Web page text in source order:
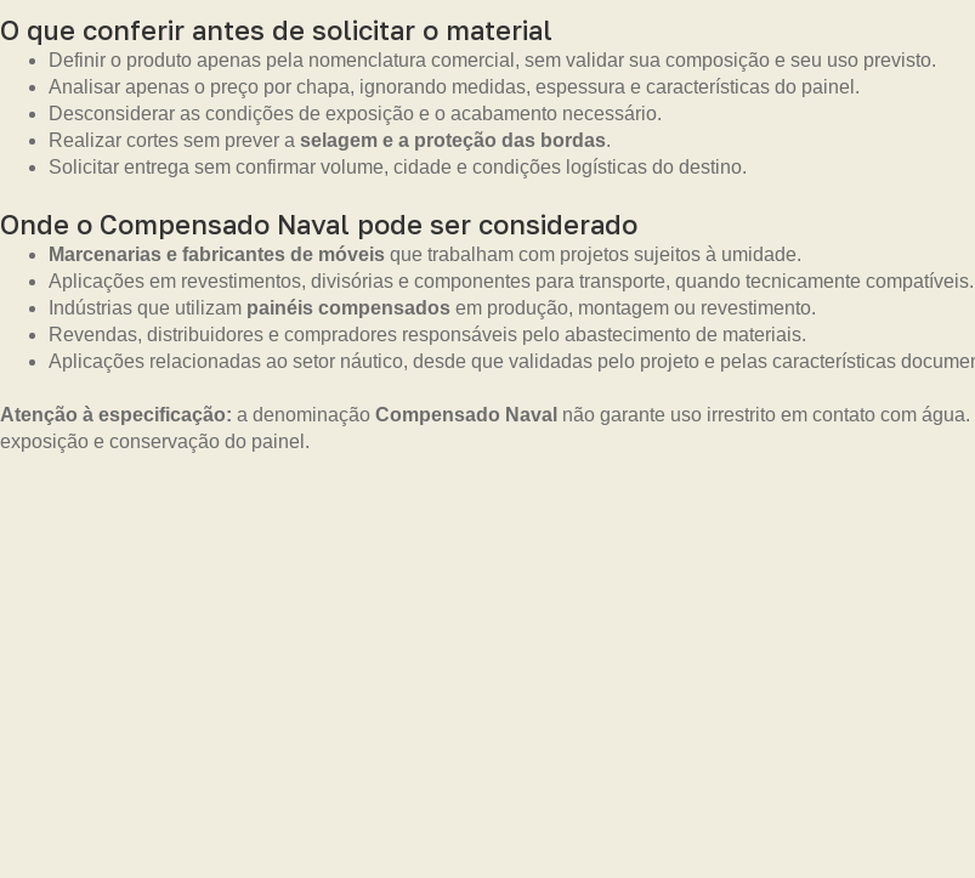
O que conferir antes de solicitar o material
Definir o produto apenas pela nomenclatura comercial, sem validar sua composição e seu uso previsto.
Analisar apenas o preço por chapa, ignorando medidas, espessura e características do painel.
Desconsiderar as condições de exposição e o acabamento necessário.
Realizar cortes sem prever a selagem e a proteção das bordas.
Solicitar entrega sem confirmar volume, cidade e condições logísticas do destino.
Onde o Compensado Naval pode ser considerado
Marcenarias e fabricantes de móveis que trabalham com projetos sujeitos à umidade.
Aplicações em revestimentos, divisórias e componentes para transporte, quando tecnicamente compatíveis.
Indústrias que utilizam painéis compensados em produção, montagem ou revestimento.
Revendas, distribuidores e compradores responsáveis pelo abastecimento de materiais.
Aplicações relacionadas ao setor náutico, desde que validadas pelo projeto e pelas características
Atenção à especificação: a denominação Compensado Naval não garante uso irrestrito em contato com
exposição e conservação do painel.